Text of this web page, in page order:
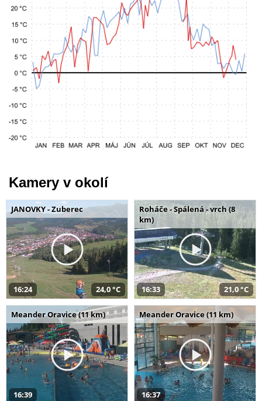
Kamery v okolí
JANOVKY - Zuberec
16:24 24,0 °C
Roháče - Spálená - vrch (8
km)
16:33 21,0 °C
Meander Oravice (11 km)
16:39
Meander Oravice (11 km)
16:37